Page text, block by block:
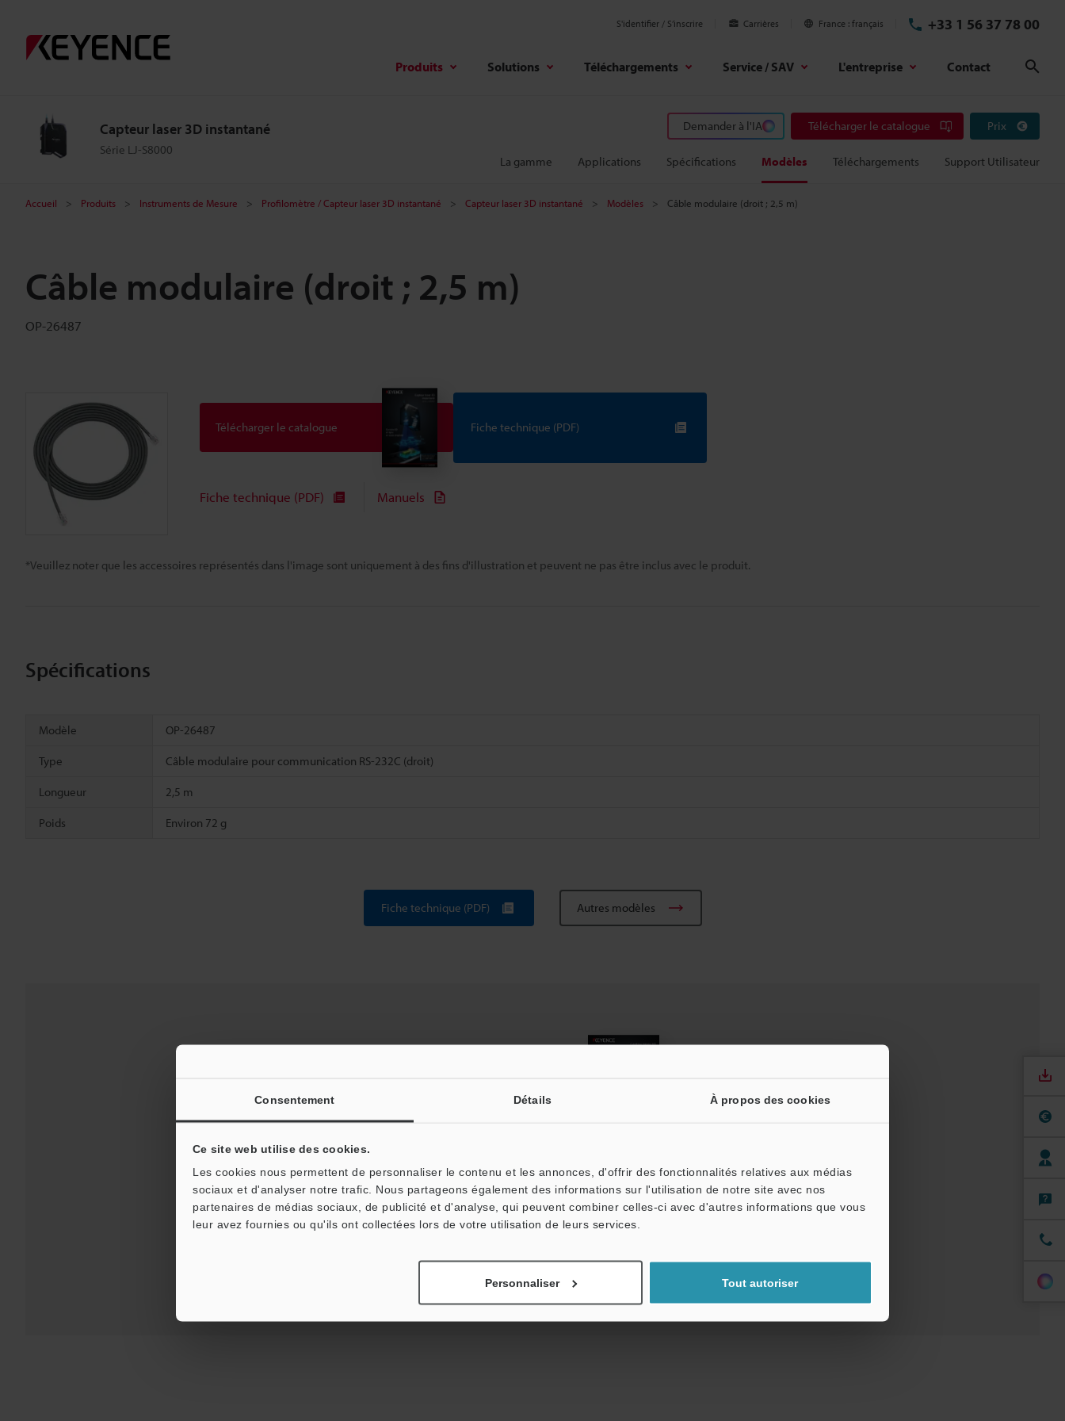
Consentement Détails À propos des cookies
Ce site web utilise des cookies.
Les cookies nous permettent de personnaliser le contenu et les annonces, d'offrir des fonctionnalités relatives aux médias
sociaux et d'analyser notre trafic. Nous partageons également des informations sur l'utilisation de notre site avec nos
partenaires de médias sociaux, de publicité et d'analyse, qui peuvent combiner celles-ci avec d'autres informations que vous
leur avez fournies ou qu'ils ont collectées lors de votre utilisation de leurs services.
Personnaliser Tout autoriser
S'identifier / S’inscrire Carrières France français +33 1 56 37 78 00
Produits Solutions Téléchargements Service / SAV L'entreprise Contact
Capteur laser 3D instantané
Série LJ-S8000
Demander à l'IA Télécharger le catalogue Prix
La gamme Applications Spécifications Modèles Téléchargements Support Utilisateur
Accueil Produits Instruments de Mesure Profilomètre / Capteur laser 3D instantané Capteur laser 3D instantané Modèles Câble modulaire (droit ; 2,5 m)
Câble modulaire (droit ; 2,5 m)
OP-26487
*Veuillez noter que les accessoires représentés dans l'image sont uniquement à des fins d'illustration et peuvent ne pas être inclus avec le produit.
Télécharger le catalogue Fiche technique (PDF)
Fiche technique (PDF) Manuels
Spécifications
Modèle OP-26487
Type Câble modulaire pour communication RS-232C (droit)
Longueur 2,5 m
Poids Environ 72 g
Fiche technique (PDF) Autres modèles
Téléchargements: Guides techniques Fiche technique (PDF) Manuels Logiciel
Assistance: Posez vos questions Démo / Test
Produits: Profilomètre / Capteur laser 3D instantané